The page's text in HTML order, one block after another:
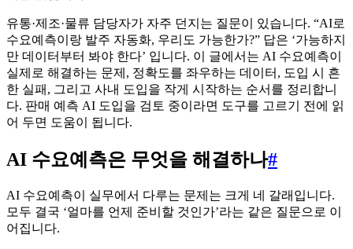
유통·제조·물류 담당자가 자주 던지는 질문이 있습니다. “AI로
수요예측이랑 발주 자동화, 우리도 가능한가?” 답은 ‘가능하지
만 데이터부터 봐야 한다’ 입니다. 이 글에서는 AI 수요예측이
실제로 해결하는 문제, 정확도를 좌우하는 데이터, 도입 시 흔
한 실패, 그리고 사내 도입을 작게 시작하는 순서를 정리합니
다. 판매 예측 AI 도입을 검토 중이라면 도구를 고르기 전에 읽
어 두면 도움이 됩니다.
AI 수요예측은 무엇을 해결하나#
AI 수요예측이 실무에서 다루는 문제는 크게 네 갈래입니다.
모두 결국 ‘얼마를 언제 준비할 것인가’라는 같은 질문으로 이
어집니다.